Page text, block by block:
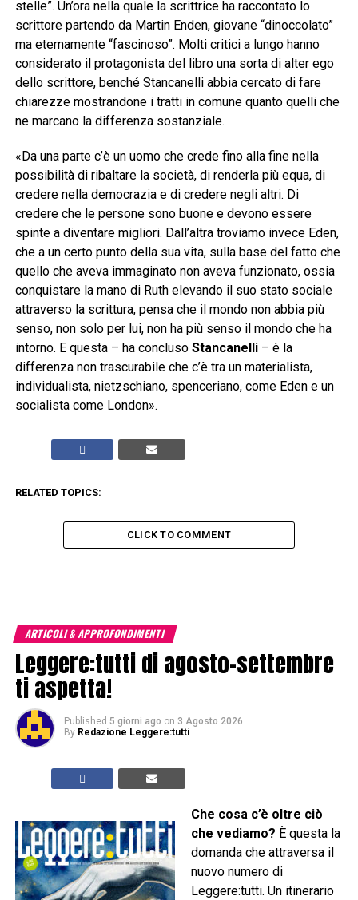
stelle”. Un’ora nella quale la scrittrice ha raccontato lo
scrittore partendo da Martin Enden, giovane “dinoccolato”
ma eternamente “fascinoso”. Molti critici a lungo hanno
considerato il protagonista del libro una sorta di alter ego
dello scrittore, benché Stancanelli abbia cercato di fare
chiarezze mostrandone i tratti in comune quanto quelli che
ne marcano la differenza sostanziale.
«Da una parte c’è un uomo che crede fino alla fine nella
possibilità di ribaltare la società, di renderla più equa, di
credere nella democrazia e di credere negli altri. Di
credere che le persone sono buone e devono essere
spinte a diventare migliori. Dall’altra troviamo invece Eden,
che a un certo punto della sua vita, sulla base del fatto che
quello che aveva immaginato non aveva funzionato, ossia
conquistare la mano di Ruth elevando il suo stato sociale
attraverso la scrittura, pensa che il mondo non abbia più
senso, non solo per lui, non ha più senso il mondo che ha
intorno. E questa – ha concluso Stancanelli– è la
differenza non trascurabile che c’è tra un materialista,
individualista, nietzschiano, spenceriano, come Eden e un
socialista come London».
RELATED TOPICS:
CLICK TO COMMENT
ARTICOLI & APPROFONDIMENTI
Leggere:tutti di agosto-settembre
ti aspetta!
Published 5 giorni ago on 3 Agosto 2026
By Redazione Leggere:tutti
Che cosa c’è oltre ciò
che vediamo? È questa la
domanda che attraversa il
nuovo numero di
Leggere:tutti. Un itinerario